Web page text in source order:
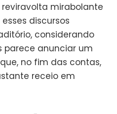
mirabolante
discursos
considerando
parece anunciar um
no fim das contas,
receio em